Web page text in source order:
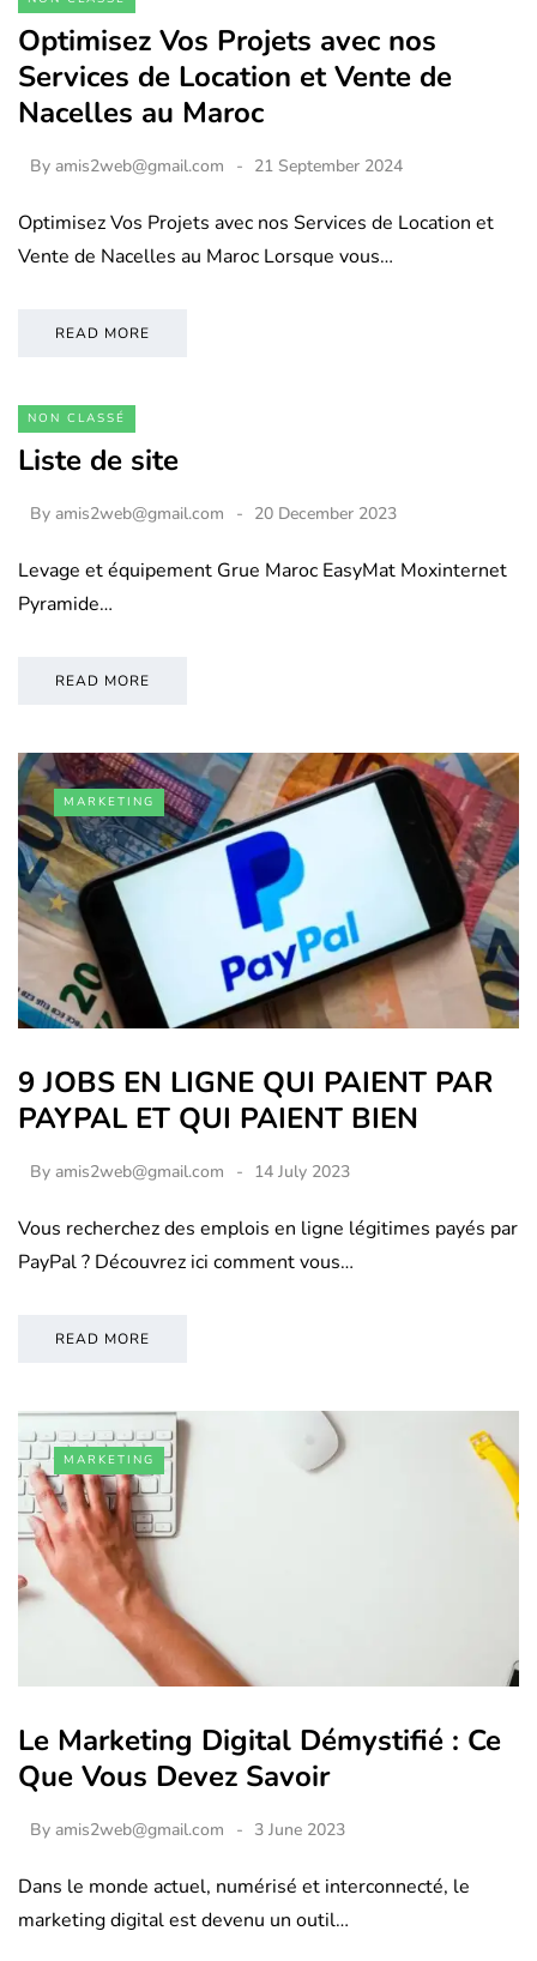
Optimisez Vos Projets avec nos
Services de Location et Vente de
Nacelles au Maroc
By amis2web@gmail.com 21 September 2024
Optimisez Vos Projets avec nos Services de Location et
Vente de Nacelles au Maroc Lorsque vous…
READ MORE
NON CLASSÉ
Liste de site
By amis2web@gmail.com 20 December 2023
Levage et équipement Grue Maroc EasyMat Moxinternet
Pyramide…
READ MORE
MARKETING
9 JOBS EN LIGNE QUI PAIENT PAR
PAYPAL ET QUI PAIENT BIEN
By amis2web@gmail.com 14 July 2023
Vous recherchez des emplois en ligne légitimes payés par
PayPal ? Découvrez ici comment vous…
READ MORE
MARKETING
Le Marketing Digital Démystifié : Ce
Que Vous Devez Savoir
By amis2web@gmail.com 3 June 2023
Dans le monde actuel, numérisé et interconnecté, le
marketing digital est devenu un outil…